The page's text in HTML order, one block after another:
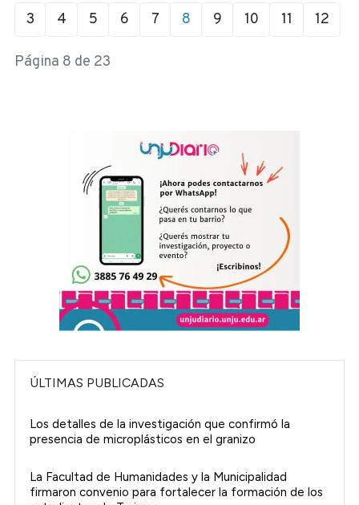
3 4 5 6 7 8 9 10 11 12
Página 8 de 23
ÚLTIMAS PUBLICADAS
Los detalles de la investigación que confirmó la
presencia de microplásticos en el granizo
La Facultad de Humanidades y la Municipalidad
firmaron convenio para fortalecer la formación de los